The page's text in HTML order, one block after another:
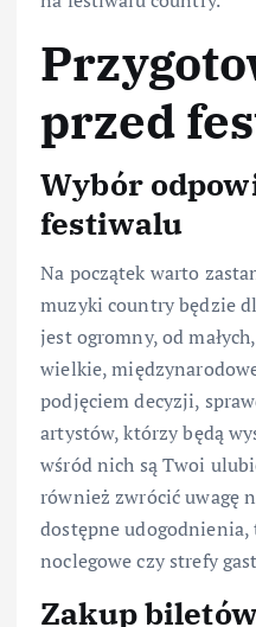
przed
Wybór
festiwalu
Na początek warto
muzyki country będzie
jest ogromny, od
wielkie,
podjęciem decyzji,
artystów, którzy będą
wśród nich są Twoi
również zwrócić uwagę
dostępne
noclegowe czy strefy
Zakup biletów